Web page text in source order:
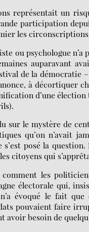
représentait un
participation
les
ou psychologue
auparavant
de la démocratie
à décortiquer
d’une
sur le mystère de
qu’on n’avait
posé la
citoyens qui
les
électorale qui,
n’a évoqué le fait
pouvaient faire
avoir besoin de